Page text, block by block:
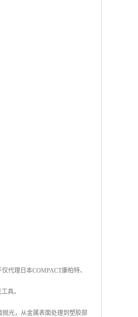
代理日本COMPACT康柏特、
具。
抛光，从金属表面处理到塑胶部